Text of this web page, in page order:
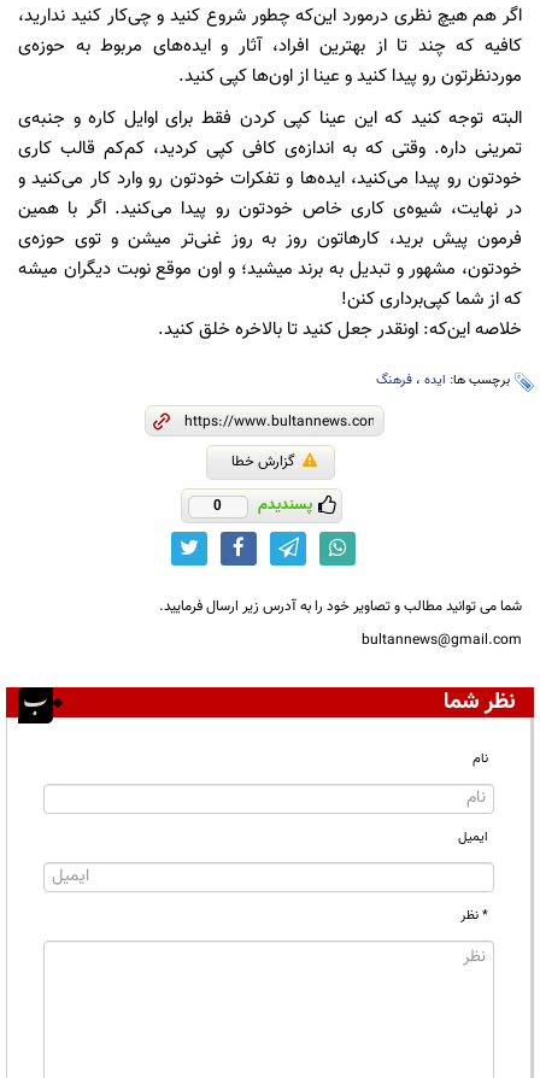
اگر هم هیچ نظری درمورد این‌که چطور شروع کنید و چی‌کار کنید ندارید،
کافیه که چند تا از بهترین افراد، آثار و ایده‌های مربوط به حوزه‌ی
موردنظرتون رو پیدا کنید و عینا از اون‌ها کپی کنید.
البته توجه کنید که این عینا کپی کردن فقط برای اوایل کاره و جنبه‌ی
تمرینی داره. وقتی که به اندازه‌ی کافی کپی کردید، کم‌کم قالب کاری
خودتون رو پیدا می‌کنید، ایده‌ها و تفکرات خودتون رو وارد کار می‌کنید و
در نهایت، شیوه‌ی کاری خاص خودتون رو پیدا می‌کنید. اگر با همین
فرمون پیش برید، کارهاتون روز به روز غنی‌تر میشن و توی حوزه‌ی
خودتون، مشهور و تبدیل به برند میشید؛ و اون موقع نوبت دیگران میشه
که از شما کپی‌برداری کنن!
خلاصه این‌که: اونقدر جعل کنید تا بالاخره خلق کنید.
برچسب ها: ایده ، فرهنگ
گزارش خطا
پسندیدم 0
شما می توانید مطالب و تصاویر خود را به آدرس زیر ارسال فرمایید.
bultannews@gmail.com
نظر شما
نام
ایمیل
* نظر